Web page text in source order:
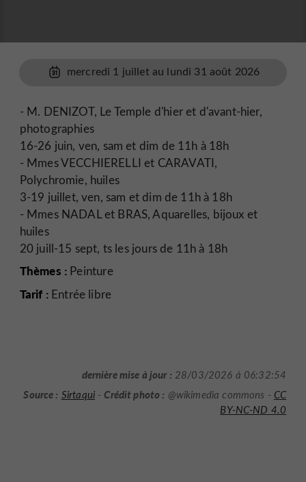
mercredi 1 juillet au lundi 31 août 2026
- M. DENIZOT, Le Temple d'hier et d'avant-hier,
photographies
16-26 juin, ven, sam et dim de 11h à 18h
- Mmes VECCHIERELLI et CARAVATI,
Polychromie, huiles
3-19 juillet, ven, sam et dim de 11h à 18h
- Mmes NADAL et BRAS, Aquarelles, bijoux et
huiles
20 juill-15 sept, ts les jours de 11h à 18h
Thèmes : Peinture
Tarif :Entrée libre
dernière mise à jour : 28/03/2026 à 06:32:54
Source : Sirtaqui-Crédit photo : @wikimedia commons - CC
BY-NC-ND 4.0